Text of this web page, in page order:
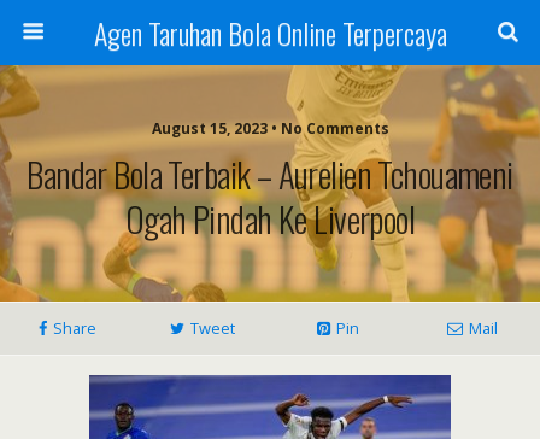
Agen Taruhan Bola Online Terpercaya
August 15, 2023 • No Comments
Bandar Bola Terbaik – Aurelien Tchouameni
Ogah Pindah Ke Liverpool
Share Tweet Pin Mail